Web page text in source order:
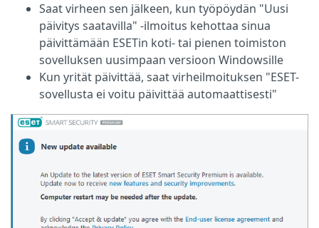
Saat virheen sen jälkeen, kun työpöydän "Uusi
päivitys saatavilla" -ilmoitus kehottaa sinua
päivittämään ESETin koti- tai pienen toimiston
sovelluksen uusimpaan versioon Windowsille
Kun yrität päivittää, saat virheilmoituksen "ESET-
sovellusta ei voitu päivittää automaattisesti"